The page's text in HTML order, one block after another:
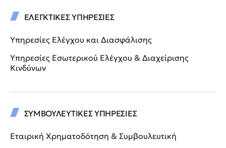
ΕΛΕΓΚΤΙΚΕΣ ΥΠΗΡΕΣΙΕΣ
Υπηρεσίες Ελέγχου και Διασφάλισης
Υπηρεσίες Εσωτερικού Ελέγχου & Διαχείρισης
Κινδύνων
ΣΥΜΒΟΥΛΕΥΤΙΚΕΣ ΥΠΗΡΕΣΙΕΣ
Εταιρική Χρηματοδότηση & Συμβουλευτική